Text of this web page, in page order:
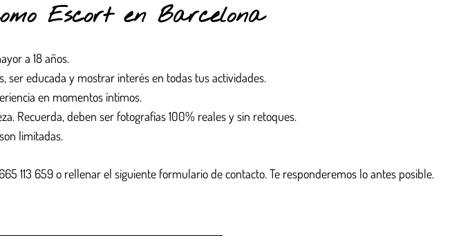
Escort en Barcelona
a 18 años.
ser educada y mostrar interés en todas tus actividades.
en momentos íntimos.
Recuerda, deben ser fotografías 100% reales y sin retoques.
limitadas.
113 659 o rellenar el siguiente formulario de contacto. Te responderemos lo antes posible.